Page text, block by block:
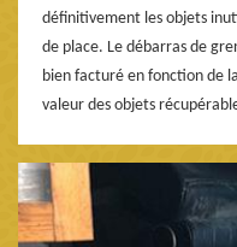
définitivement les objets
de place. Le débarras de
bien facturé en fonction de
valeur des objets